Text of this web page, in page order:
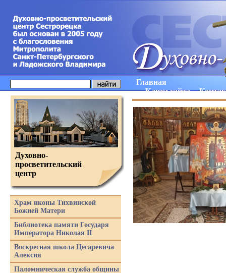
Главная
Карта сайта
Духовно-
просветительский
центр
Храм иконы Тихвинской
Божией Матери
Библиотека памяти Государя
Императора Николая II
Воскресная школа Цесаревича
Алексия
Паломническая служба общины